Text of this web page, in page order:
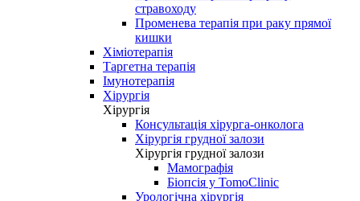
стравоходу
Променева терапія при раку прямої
кишки
Хіміотерапія
Таргетна терапія
Імунотерапія
Хірургія
Хірургія
Консультація хірурга-онколога
Хірургія грудної залози
Хірургія грудної залози
Мамографія
Біопсія у TomoClinic
Урологічна хірургія